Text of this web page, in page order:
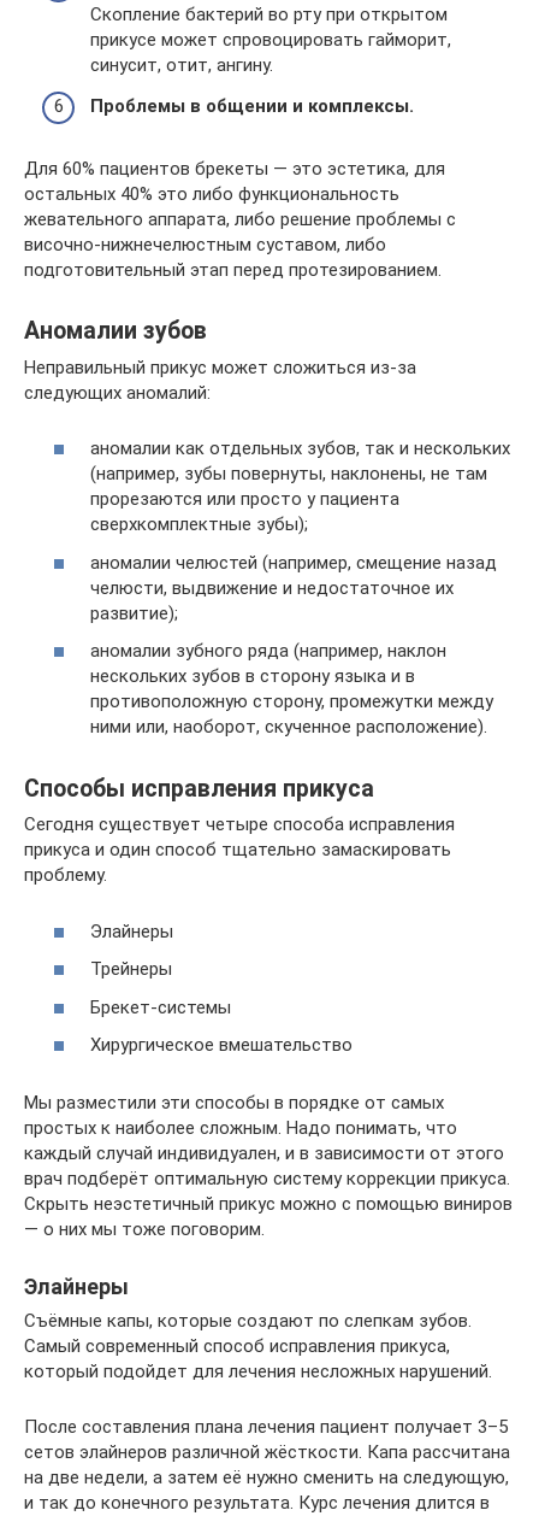
Скопление бактерий во рту при открытом
прикусе может спровоцировать гайморит,
синусит, отит, ангину.
Проблемы в общении и комплексы.
Для 60% пациентов брекеты — это эстетика, для
остальных 40% это либо функциональность
жевательного аппарата, либо решение проблемы с
височно-нижнечелюстным суставом, либо
подготовительный этап перед протезированием.
Аномалии зубов
Неправильный прикус может сложиться из-за
следующих аномалий:
аномалии как отдельных зубов, так и нескольких
(например, зубы повернуты, наклонены, не там
прорезаются или просто у пациента
сверхкомплектные зубы);
аномалии челюстей (например, смещение назад
челюсти, выдвижение и недостаточное их
развитие);
аномалии зубного ряда (например, наклон
нескольких зубов в сторону языка и в
противоположную сторону, промежутки между
ними или, наоборот, скученное расположение).
Способы исправления прикуса
Сегодня существует четыре способа исправления
прикуса и один способ тщательно замаскировать
проблему.
Элайнеры
Трейнеры
Брекет-системы
Хирургическое вмешательство
Мы разместили эти способы в порядке от самых
простых к наиболее сложным. Надо понимать, что
каждый случай индивидуален, и в зависимости от этого
врач подберёт оптимальную систему коррекции прикуса.
Скрыть неэстетичный прикус можно с помощью виниров
— о них мы тоже поговорим.
Элайнеры
Съёмные капы, которые создают по слепкам зубов.
Самый современный способ исправления прикуса,
который подойдет для лечения несложных нарушений.
После составления плана лечения пациент получает 3–5
сетов элайнеров различной жёсткости. Капа рассчитана
на две недели, а затем её нужно сменить на следующую,
и так до конечного результата. Курс лечения длится в